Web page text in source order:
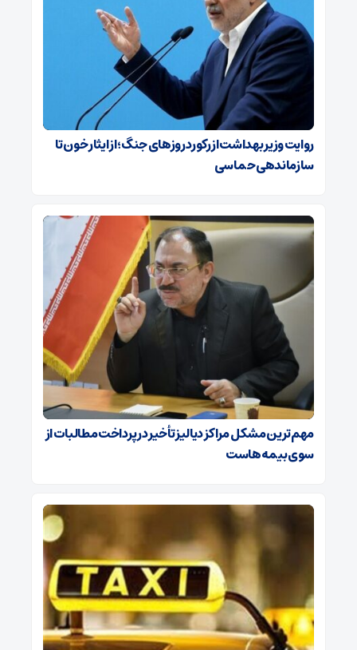
روایت وزیر بهداشت از رکورد روزهای جنگ؛ از ایثار خون تا
سازماندهی حماسی
مهم‌ترین مشکل مراکز دیالیز تأخیر در پرداخت مطالبات از
سوی بیمه‌هاست